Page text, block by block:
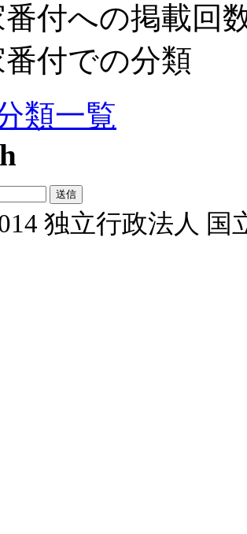
付への掲載回
付での分類
類一覧
独立行政法人 国